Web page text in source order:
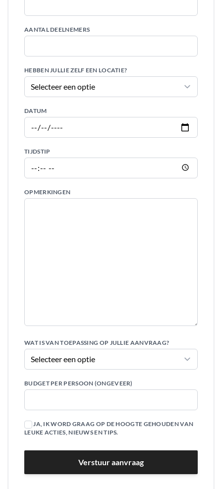
AANTAL DEELNEMERS
HEBBEN JULLIE ZELF EEN LOCATIE?
DATUM
TIJDSTIP
OPMERKINGEN
WAT IS VAN TOEPASSING OP JULLIE AANVRAAG?
BUDGET PER PERSOON (ONGEVEER)
JA, IK WORD GRAAG OP DE HOOGTE GEHOUDEN VAN
LEUKE ACTIES, NIEUWS EN TIPS.
Verstuur aanvraag